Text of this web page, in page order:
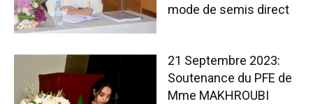
mode de semis direct
21 Septembre 2023:
Soutenance du PFE de
Mme MAKHROUBI